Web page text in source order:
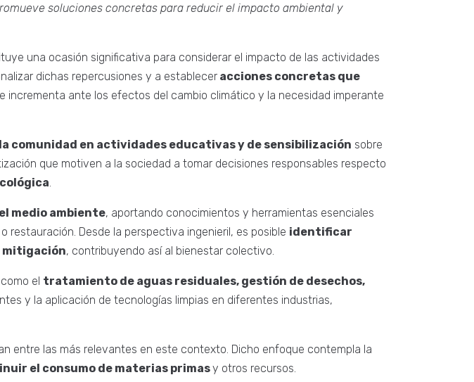
soluciones concretas para reducir el impacto ambiental y
una ocasión significativa para considerar el impacto de las actividades
dichas repercusiones y a establecer acciones concretas que
incrementa ante los efectos del cambio climático y la necesidad imperante
comunidad en actividades educativas y de sensibilización sobre
que motiven a la sociedad a tomar decisiones responsables respecto
.
medio ambiente, aportando conocimientos y herramientas esenciales
Desde la perspectiva ingenieril, es posible identificar
mitigación, contribuyendo así al bienestar colectivo.
el tratamiento de aguas residuales, gestión de desechos,
y la aplicación de tecnologías limpias en diferentes industrias,
entre las más relevantes en este contexto. Dicho enfoque contempla la
el consumo de materias primasy otros recursos.